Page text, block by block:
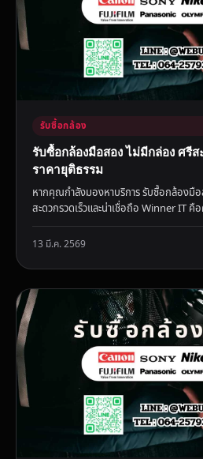
รับซื้อกล้อง
รับซื้อกล้องมือสอง ไม่มีกล่อง ศรี
ราคายุติธรรม
หากคุณกำลังมองหาบริการ รับซื้อกล้องมื
สะดวกรวดเร็วและน่าเชื่อถือ Winner IT
13 มี.ค. 2569